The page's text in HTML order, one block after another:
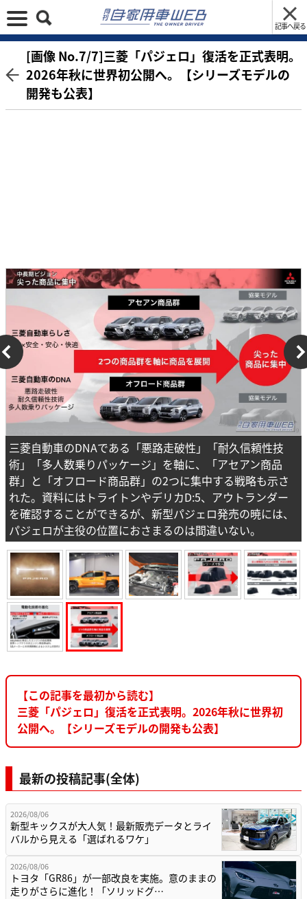
記事へ戻る
[画像 No.7/7]三菱「パジェロ」復活を正式表明。
2026年秋に世界初公開へ。【シリーズモデルの
開発も公表】
三菱自動車のDNAである「悪路走破性」「耐久信頼性技
術」「多人数乗りパッケージ」を軸に、「アセアン商品
群」と「オフロード商品群」の2つに集中する戦略も示さ
れた。資料にはトライトンやデリカD:5、アウトランダー
を確認することができるが、新型パジェロ発売の暁には、
パジェロが主役の位置におさまるのは間違いない。
【この記事を最初から読む】
三菱「パジェロ」復活を正式表明。2026年秋に世界初
公開へ。【シリーズモデルの開発も公表】
最新の投稿記事(全体)
2026/08/06
新型キックスが大人気！最新販売データとライ
バルから見える「選ばれるワケ」
2026/08/06
トヨタ「GR86」が一部改良を実施。意のままの
走りがさらに進化！「ソリッドグ…